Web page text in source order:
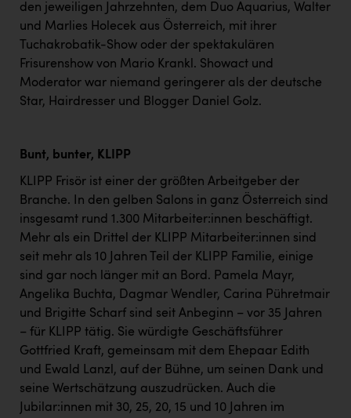
Seher + Partner
Smurfit Westrock Nettingsdorf
TCL
TGW Logistics
VERITAS
Vier Diamanten
Vorlagenportal
Wir besiegen Krebs
Wirtschaftskammer OÖ
ZGONC
ZULuft - Zukunft Luft Austria
Österreichisches Hebammengremium
den jeweiligen Jahrzehnten, dem Duo Aquarius, Walter
und Marlies Holecek aus Österreich, mit ihrer
Tuchakrobatik-Show oder der spektakulären
Frisurenshow von Mario Krankl. Showact und
Moderator war niemand geringerer als der deutsche
Star, Hairdresser und Blogger Daniel Golz.
Bunt, bunter, KLIPP
KLIPP Frisör ist einer der größten Arbeitgeber der
Branche. In den gelben Salons in ganz Österreich sind
insgesamt rund 1.300 Mitarbeiter:innen beschäftigt.
Mehr als ein Drittel der KLIPP Mitarbeiter:innen sind
seit mehr als 10 Jahren Teil der KLIPP Familie, einige
sind gar noch länger mit an Bord. Pamela Mayr,
Angelika Buchta, Dagmar Wendler, Carina Pühretmair
und Brigitte Scharf sind seit Anbeginn – vor 35 Jahren
– für KLIPP tätig. Sie würdigte Geschäftsführer
Gottfried Kraft, gemeinsam mit dem Ehepaar Edith
und Ewald Lanzl, auf der Bühne, um seinen Dank und
seine Wertschätzung auszudrücken. Auch die
Jubilar:innen mit 30, 25, 20, 15 und 10 Jahren im